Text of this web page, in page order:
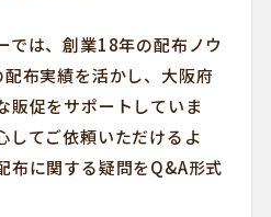
では、創業18年の配布ノウ
布実績を活かし、大阪府
販促をサポートしていま
してご依頼いただけるよ
布に関する疑問をQ&A形式